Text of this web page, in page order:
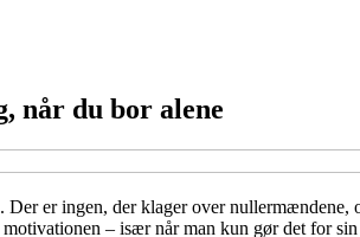
når du bor alene
er ingen, der klager over
– især når man kun gør det for